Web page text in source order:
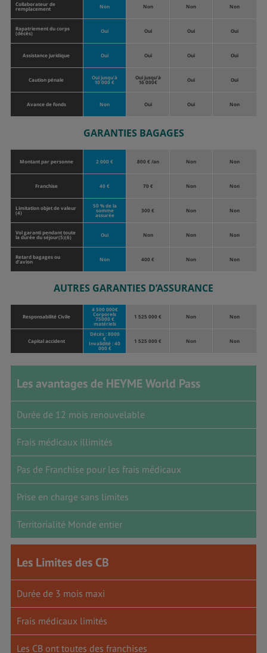
Collaborateur de
remplacement Non Non Non Non
Rapatriement du corps
(décès) Oui Oui Oui Oui
Assistance juridique Oui Oui Oui Oui
Caution pénale Oui jusqu’à
10 000 €
Oui jusqu’à
16 000€ Oui Oui
Avance de fonds Non Oui Oui Non
GARANTIES BAGAGES
Montant par personne 2 000 € 800 € /an Non Non
Franchise 40 € 70 € Non Non
Limitation objet de valeur
(4)
50 % de la
somme
assurée
300 € Non Non
Vol garanti pendant toute
la durée du séjour(5)(6) Oui Non Non Non
Retard bagages ou
d’avion Non 400 € Non Non
AUTRES GARANTIES D’ASSURANCE
Responsabilité Civile
4 500 000€
Corporels
75000 €
matériels
1 525 000 € Non Non
Capital accident
Décès : 8000
€
Invalidité : 40
000 €
1 525 000 € Non Non
Les avantages de HEYME World Pass
Durée de 12 mois renouvelable
Frais médicaux illimités
Pas de Franchise pour les frais médicaux
Prise en charge sans limites
Territorialité Monde entier
Les Limites des CB
Durée de 3 mois maxi
Frais médicaux limités
Les CB ont toutes des franchises